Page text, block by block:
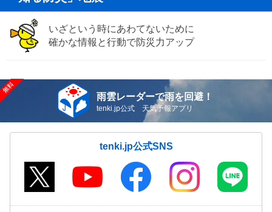
いざという時にあわてないために
確かな情報と行動で防災力アップ
雨雲レーダーで雨を回避！
tenki.jp公式 天気予報アプリ
tenki.jp公式SNS